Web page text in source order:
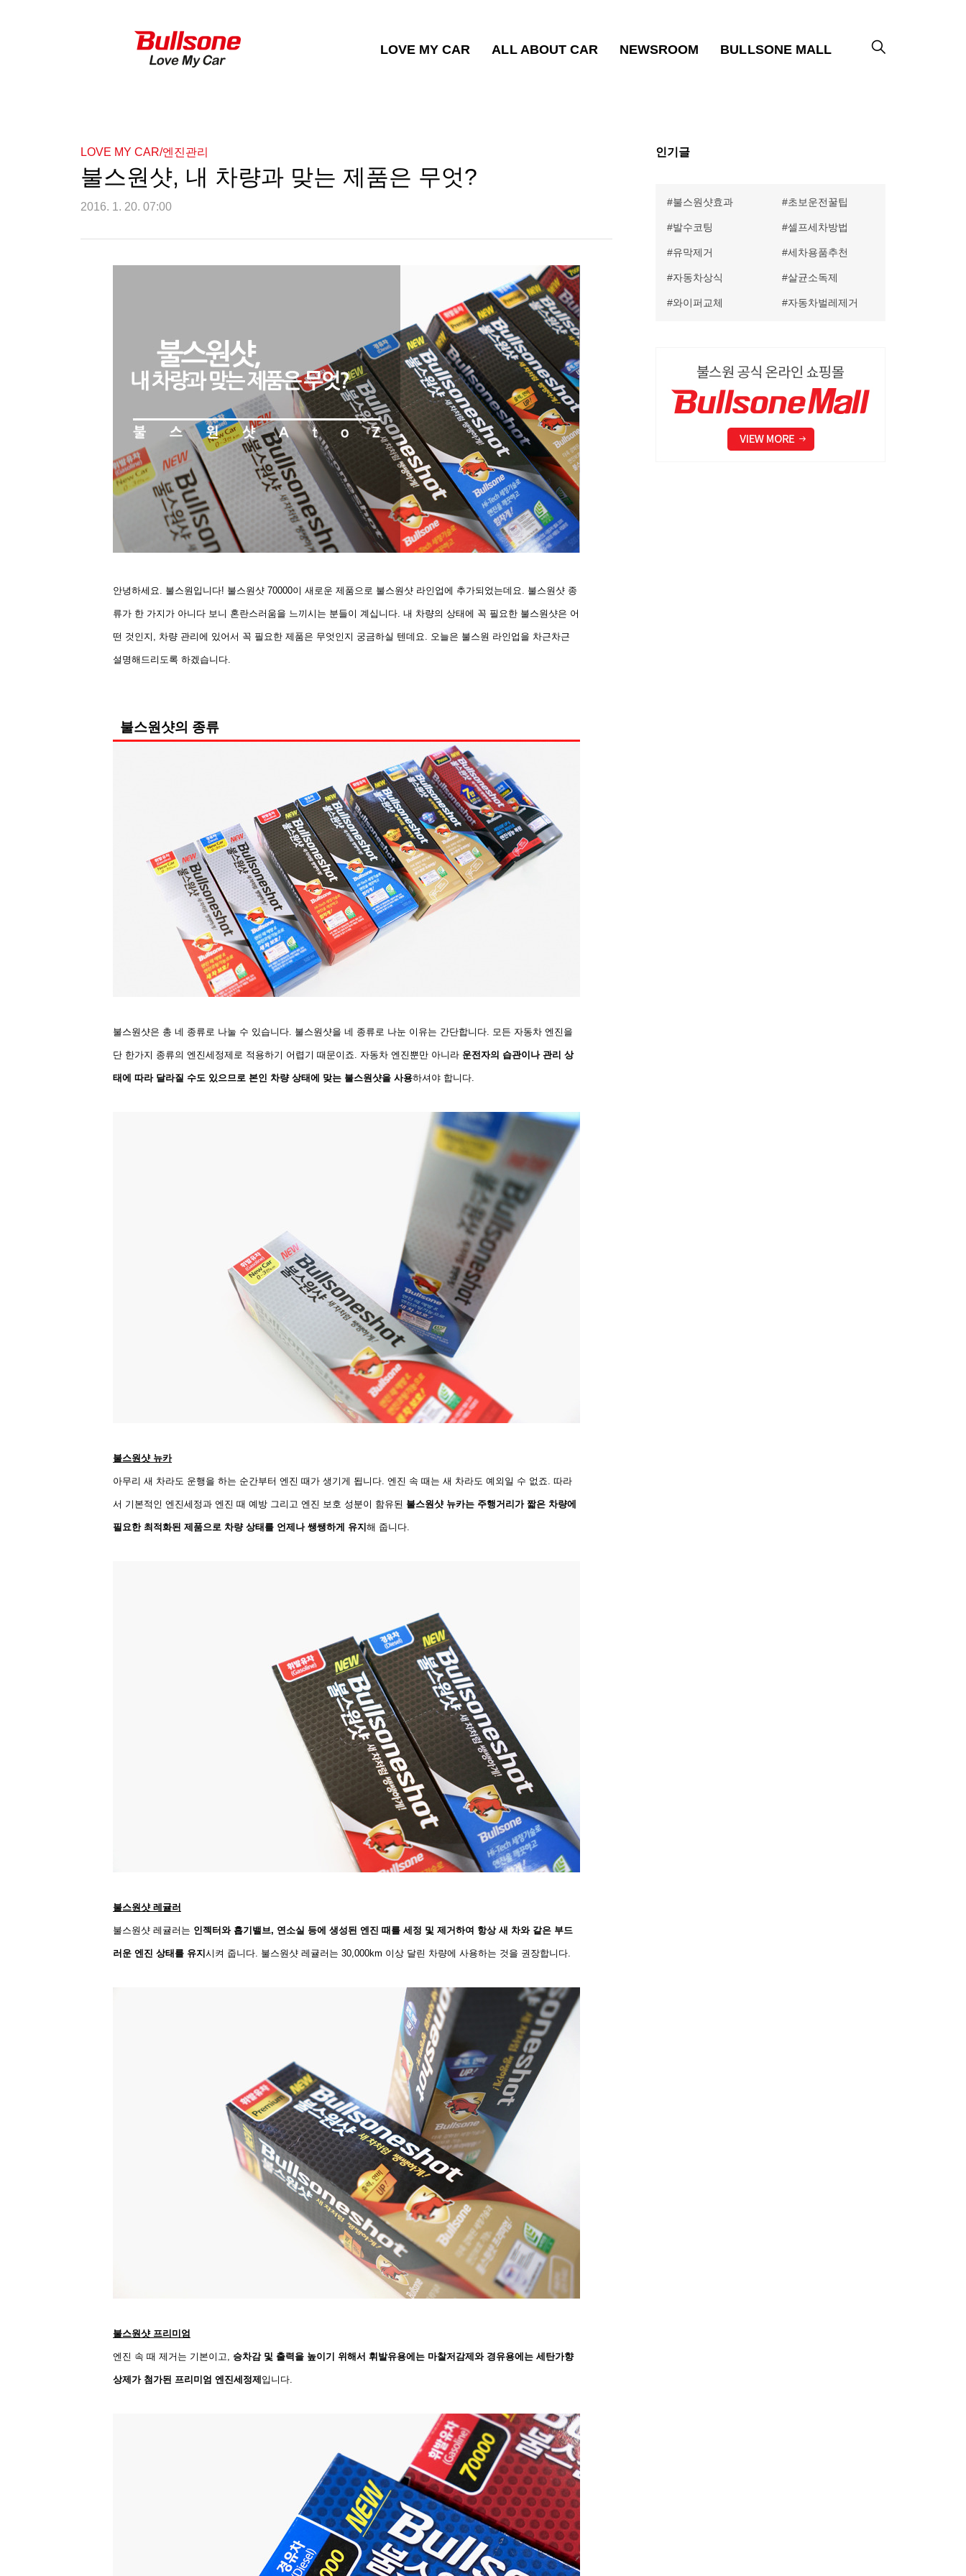
LOVE MY CAR ALL ABOUT CAR NEWSROOM BULLSONE MALL
LOVE MY CAR/엔진관리
불스원샷, 내 차량과 맞는 제품은 무엇?
2016. 1. 20. 07:00
안녕하세요. 불스원입니다! 불스원샷 70000이 새로운 제품으로 불스원샷 라인업에 추가되었는데요. 불스원샷 종
류가 한 가지가 아니다 보니 혼란스러움을 느끼시는 분들이 계십니다. 내 차량의 상태에 꼭 필요한 불스원샷은 어
떤 것인지, 차량 관리에 있어서 꼭 필요한 제품은 무엇인지 궁금하실 텐데요. 오늘은 불스원 라인업을 차근차근
설명해드리도록 하겠습니다.
불스원샷의 종류
불스원샷은 총 네 종류로 나눌 수 있습니다. 불스원샷을 네 종류로 나눈 이유는 간단합니다. 모든 자동차 엔 진을
단 한가지 종류의 엔진세정제로 적용하기 어렵기 때문이죠. 자동차 엔진뿐만 아니라 운전자의 습관이 나 관리 상
태에 따라 달라질 수도 있으므로 본인 차량 상태에 맞는 불스원샷을 사용하셔야 합니다.
불스원샷 뉴카
아무리 새 차라도 운행을 하는 순간부터 엔진 때가 생기게 됩니다. 엔진 속 때는 새 차라도 예외일 수 없죠. 따라
서 기본적인 엔진세정과 엔진 때 예방 그리고 엔진 보호 성분이 함유된 불스원샷 뉴카는 주행거리가 짧은 차량에
필요한 최적화된 제품으로 차량 상태를 언제나 쌩쌩하게 유지 해 줍니다.
불스원샷 레귤러
불스원샷 레귤러는 인젝 터와 흡기밸브, 연소실 등에 생성된 엔진 때를 세정 및 제거하여 항상 새 차와 같은 부드
러운 엔진 상태를 유지 시켜 줍니다. 불스원샷 레귤러는 30,000km 이상 달린 차량에 사용하는 것을 권장합니다.
불스원샷 프리미엄
엔진 속 때 제거는 기본이고, 승차감 및 출력을 높이기 위해서 휘발유용에는 마찰저감제와 경유용에는 세탄가향
상제가 첨가된 프리미엄 엔진세정제 입니다.
인기글
불스원샷효과 초보운전꿀팁
발수코팅 셀프세차방법
유막제거 세차용품추천
자동차상식 살균소독제
와이퍼교체 자동차벌레제거